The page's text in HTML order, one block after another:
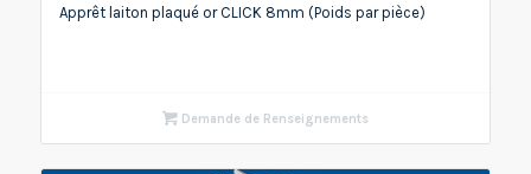
Apprêt laiton plaqué or CLICK 8mm (Poids par pièce)
Demande de Renseignements